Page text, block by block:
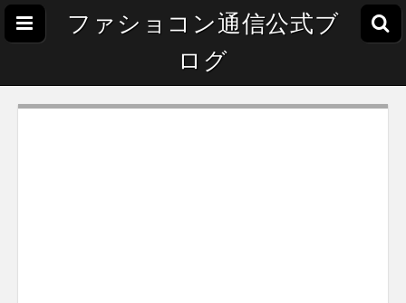
ファショコン通信公式ブ
ログ